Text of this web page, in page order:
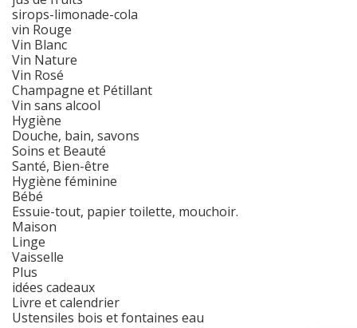
sirops-limonade-cola
vin Rouge
Vin Blanc
Vin Nature
Vin Rosé
Champagne et Pétillant
Vin sans alcool
Hygiène
Douche, bain, savons
Soins et Beauté
Santé, Bien-être
Hygiène féminine
Bébé
Essuie-tout, papier toilette, mouchoir.
Maison
Linge
Vaisselle
Plus
idées cadeaux
Livre et calendrier
Ustensiles bois et fontaines eau